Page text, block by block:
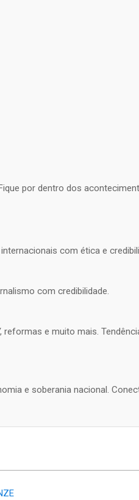
por dentro dos
com ética e
com credibilidade.
reformas e muito mais.
e soberania nacional.